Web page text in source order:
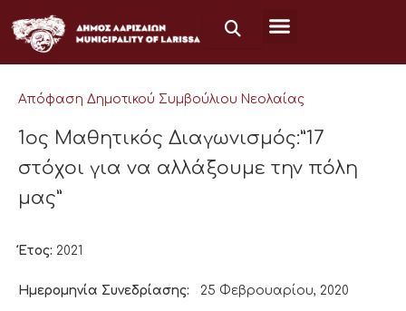
στο
περιεχόμενο
Απόφαση Δημοτικού Συμβούλιου Νεολαίας
1ος Μαθητικός Διαγωνισμός:”17
στόχοι για να αλλάξουμε την πόλη
μας”
Έτος: 2021
Ημερομηνία Συνεδρίασης: 25 Φεβρουαρίου, 2020